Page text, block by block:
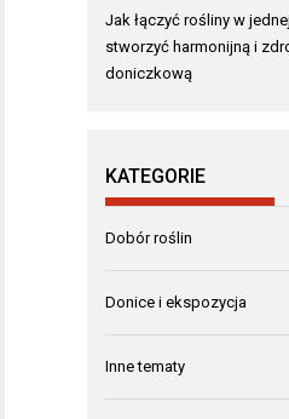
Jak łączyć rośliny w
stworzyć harmonijną i
doniczkową
KATEGORIE
Dobór roślin
Donice i ekspozycja
Inne tematy